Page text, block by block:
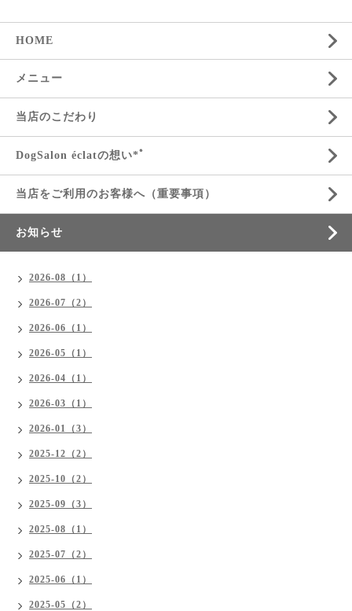
HOME
メニュー
当店のこだわり
DogSalon éclatの想い*ﾟ
当店をご利用のお客様へ（重要事項）
お知らせ
2026-08（1）
2026-07（2）
2026-06（1）
2026-05（1）
2026-04（1）
2026-03（1）
2026-01（3）
2025-12（2）
2025-10（2）
2025-09（3）
2025-08（1）
2025-07（2）
2025-06（1）
2025-05（2）